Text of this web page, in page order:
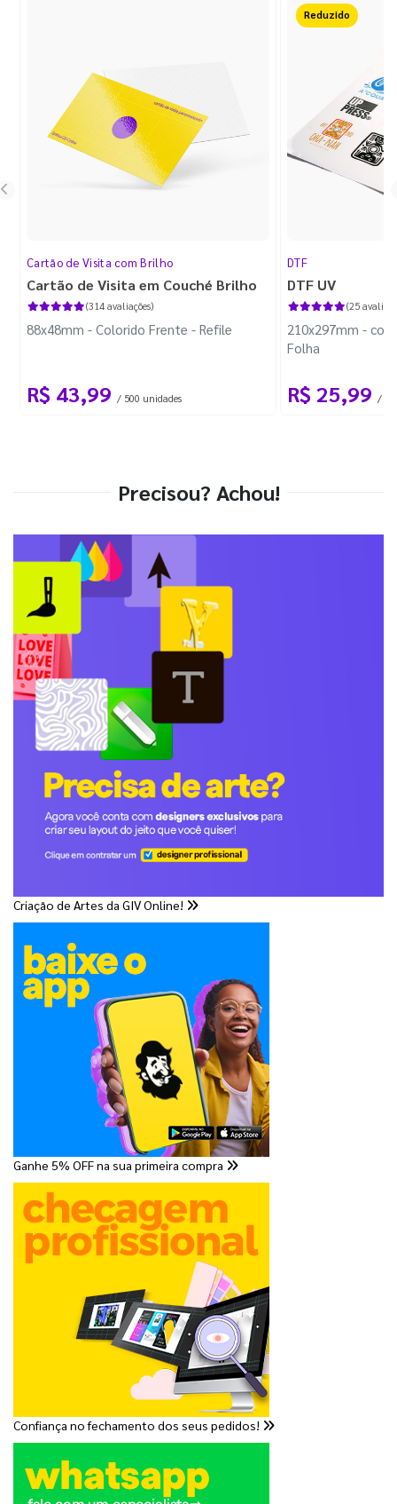
Cartão de Visita com Brilho
Cartão de Visita em Couché Brilho
(314 avaliações)
88x48mm - Colorido Frente - Refile
R$ 43,99 / 500 unidades
Reduzido
DTF
DTF UV
(25
210x297mm -
Folha
R$ 25,99 / 1
Precisou? Achou!
Criação de Artes da GIV Online!
Ganhe 5% OFF na sua primeira compra
Confiança no fechamento dos seus pedidos!